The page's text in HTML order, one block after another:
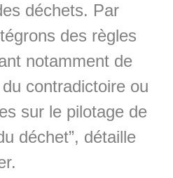
déchets. Par
des règles
notamment de
contradictoire ou
sur le pilotage de
déchet”, détaille